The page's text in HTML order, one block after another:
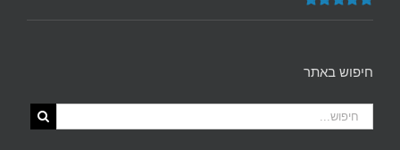
דורג5.00
חיפוש באתר